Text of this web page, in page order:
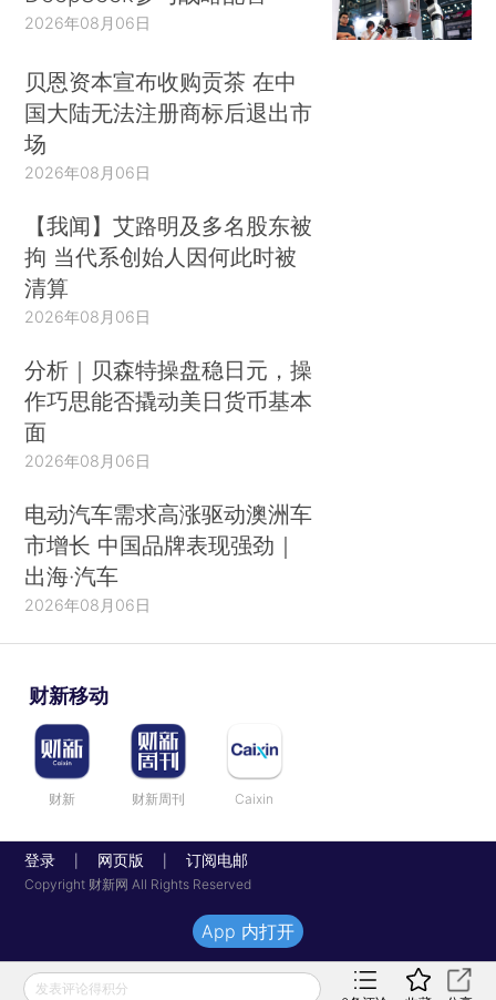
2026年08月06日
贝恩资本宣布收购贡茶 在中
国大陆无法注册商标后退出市
场
2026年08月06日
【我闻】艾路明及多名股东被
拘 当代系创始人因何此时被
清算
2026年08月06日
分析｜贝森特操盘稳日元，操
作巧思能否撬动美日货币基本
面
2026年08月06日
电动汽车需求高涨驱动澳洲车
市增长 中国品牌表现强劲｜
出海·汽车
2026年08月06日
财新移动
财新 财新周刊 Caixin
登录 网页版 订阅电邮
Copyright 财新网 All Rights Reserved
发表评论得积分
App 内打开